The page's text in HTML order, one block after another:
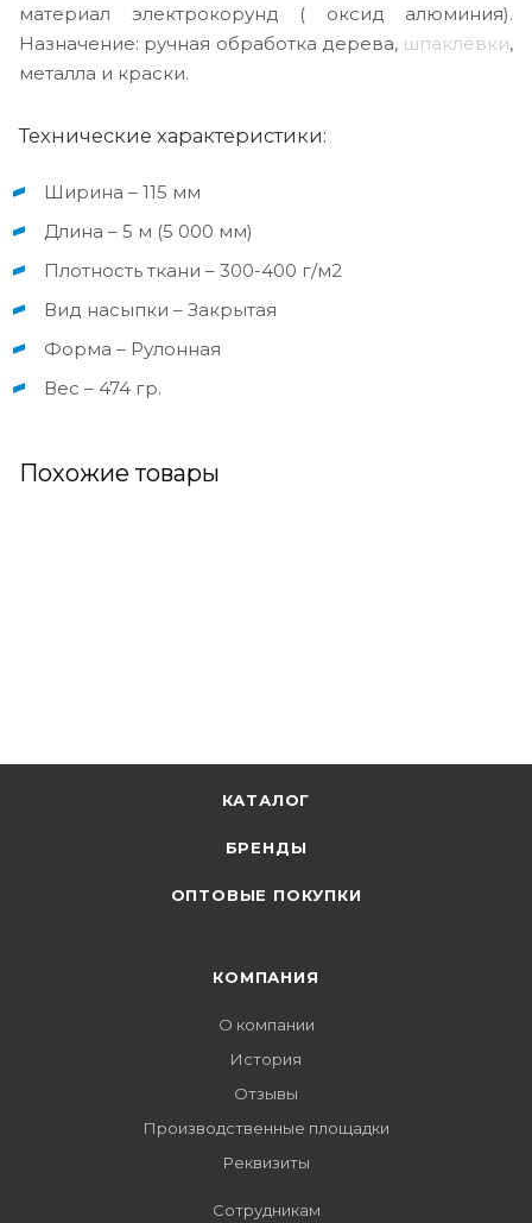
материал электрокорунд ( оксид алюминия).
Назначение: ручная обработка дерева, шпаклёвки,
металла и краски.
Технические характеристики:
Ширина – 115 мм
Длина – 5 м (5 000 мм)
Плотность ткани – 300-400 г/м2
Вид насыпки – Закрытая
Форма – Рулонная
Вес – 474 гр.
Похожие товары
КАТАЛОГ
БРЕНДЫ
ОПТОВЫЕ ПОКУПКИ
КОМПАНИЯ
О компании
История
Отзывы
Производственные площадки
Реквизиты
Сотрудникам